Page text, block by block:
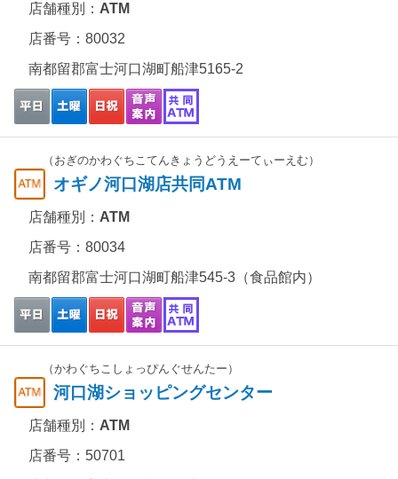
店舗種別： ATM
店番号：80032
南都留郡富士河口湖町船津5165-2
（おぎのかわぐちこてんきょうどうえーてぃーえむ）
オギノ河口湖店共同ATM
店舗種別： ATM
店番号：80034
南都留郡富士河口湖町船津545-3（食品館内）
（かわぐちこしょっぴんぐせんたー）
河口湖ショッピングセンター
店舗種別： ATM
店番号：50701